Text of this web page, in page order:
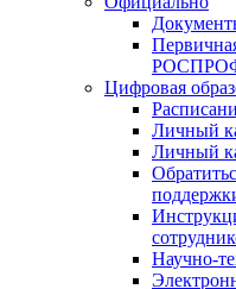
Цифровая
Личный
Личный
Научно-